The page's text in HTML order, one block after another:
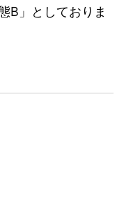
B」としておりま